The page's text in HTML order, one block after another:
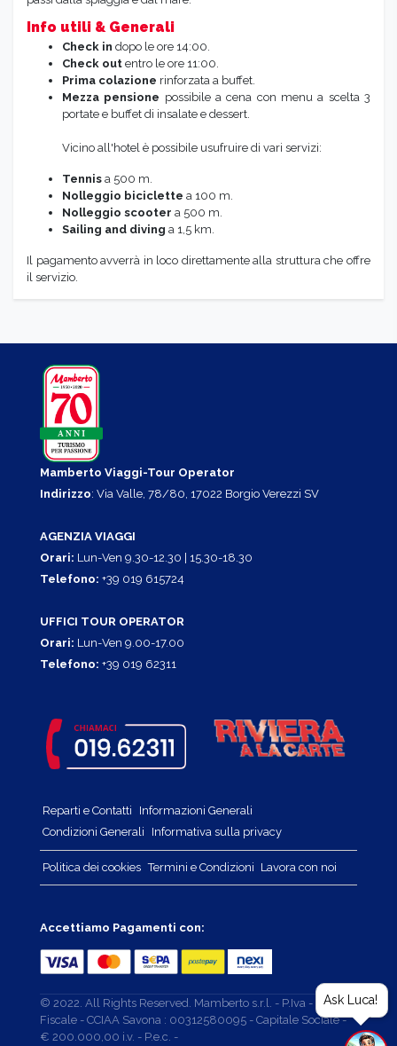
Info utili & Generali
Check in dopo le ore 14:00.
Check out entro le ore 11:00.
Prima colazione rinforzata a buffet.
Mezza pensione possibile a cena con menu a scelta 3
portate e buffet di insalate e dessert.
Vicino all'hotel è possibile usufruire di vari servizi:
Tennis a 500 m.
Nolleggio biciclette a 100 m.
Nolleggio scooter a 500 m.
Sailing and diving a 1,5 km.
Il pagamento avverrà in loco direttamente alla struttura che offre
il servizio.
Mamberto Viaggi-Tour Operator
Indirizzo: Via Valle, 78/80, 17022 Borgio Verezzi SV
AGENZIA VIAGGI
Orari: Lun-Ven 9.30-12.30 | 15.30-18.30
Telefono: +39 019 615724
UFFICI TOUR OPERATOR
Orari: Lun-Ven 9.00-17.00
Telefono: +39 019 62311
Reparti e Contatti
Informazioni Generali
Condizioni Generali
Informativa sulla privacy
Politica dei cookies Termini e Condizioni Lavora con noi
Accettiamo Pagamenti con:
© 2022. All Rights Reserved. Mamberto s.r.l. - P.Iva - Cod.
Fiscale - CCIAA Savona : 00312580095 - Capitale Sociale -
€ 200.000,00 i.v. - P.e.c. -
Ask Luca!